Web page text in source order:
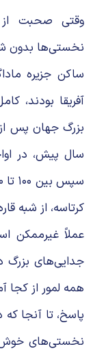
وقتی صحبت از
نخستی‌ها بدون
ساکن جزیره
آفریقا بودند،
سال پیش، در
کرتاسه، از شبه
عملاً غیرممکن
جدایی‌های بزرگ
همه لمور از کجا
پاسخ، تا آنجا
نخستی‌های